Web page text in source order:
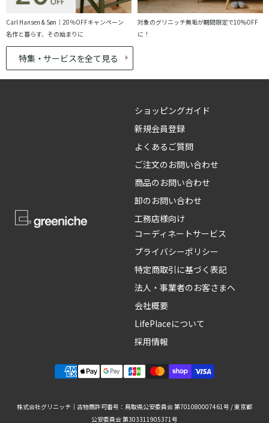
Carl Hansen & Søn｜20％OFFキャンペーン
名作と暮らす、その始まりに
対象のグリニッチ無垢が期間限定で10%OFF
に！
特集・サービスを全て見る
ショッピングガイド
新規会員登録
よくあるご質問
ご注文のお問い合わせ
商品のお問い合わせ
卸のお問い合わせ
工務店様向け
コーディネートサービス
プライバシーポリシー
特定商取引に基づく表記
法人・事業者のお客さまへ
会社概要
LifePlaceについて
採用情報
株式会社グリニッチ｜古物商許可番号：鳥取県公安委員会 第701080007461号 / 東京都
公安委員会 第303311905371号